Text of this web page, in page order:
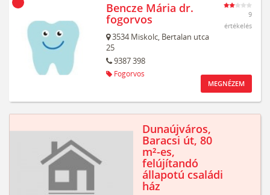
Bencze Mária dr.
fogorvos
3534 Miskolc, Bertalan utca
25
9387 398
Fogorvos
9
értékelés
MEGNÉZEM
Dunaújváros,
Baracsi út, 80
m²-es,
felújítandó
állapotú családi
ház